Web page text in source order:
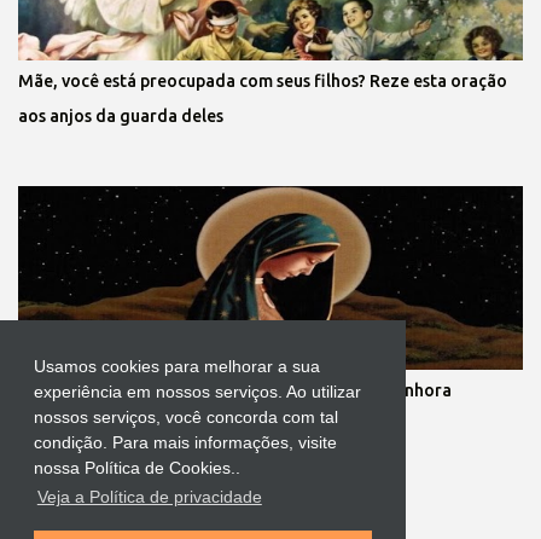
Usamos cookies para melhorar a sua
experiência em nossos serviços. Ao utilizar
nossos serviços, você concorda com tal
condição. Para mais informações, visite
nossa Política de Cookies..
Veja a Política de privacidade
Mãe, você está preocupada com seus filhos? Reze esta oração
aos anjos da guarda deles
Novena dos nove meses de gestação de Nossa Senhora
Tecnologia do Blogger